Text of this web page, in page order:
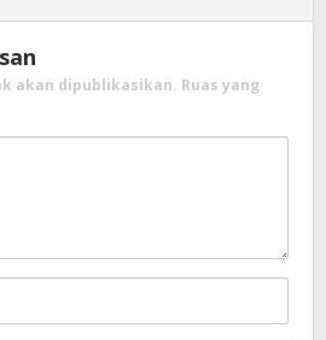
akan dipublikasikan. Ruas yang